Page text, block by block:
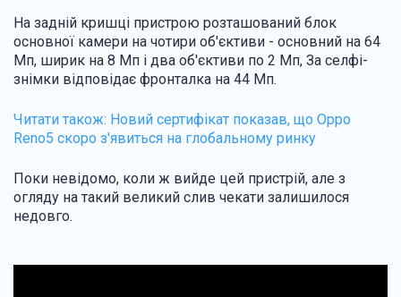
На задній кришці пристрою розташований блок
основної камери на чотири об'єктиви - основний на 64
Мп, ширик на 8 Мп і два об'єктиви по 2 Мп, За селфі-
знімки відповідає фронталка на 44 Мп.
Читати також: Новий сертифікат показав, що Oppo
Reno5 скоро з'явиться на глобальному ринку
Поки невідомо, коли ж вийде цей пристрій, але з
огляду на такий великий слив чекати залишилося
недовго.